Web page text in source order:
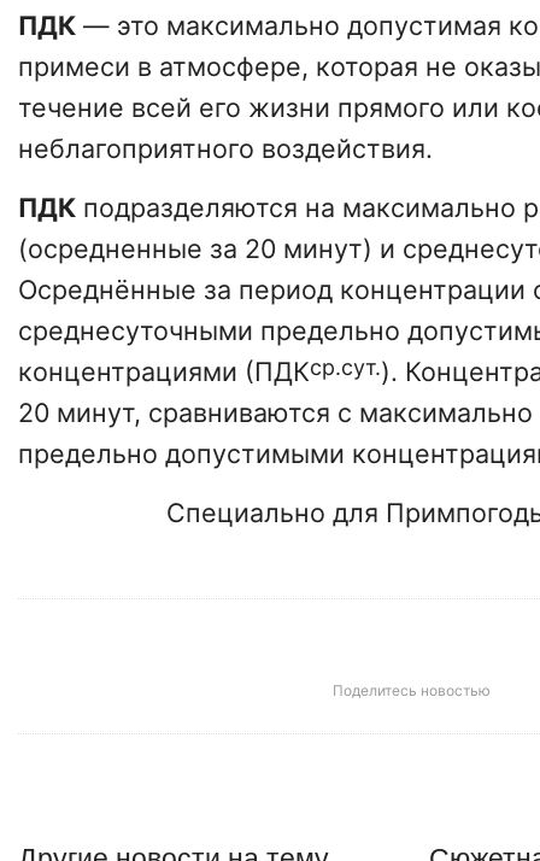
ПДК — это максимально допустимая
примеси в атмосфере, которая не
течение всей его жизни прямого или
неблагоприятного воздействия.
ПДК подразделяются на максимально
(осредненные за 20 минут) и
Осреднённые за период концентрации
среднесуточными предельно
концентрациями (ПДКср.сут.).
20 минут, сравниваются с
предельно допустимыми
Специально для
Поделитесь новостью